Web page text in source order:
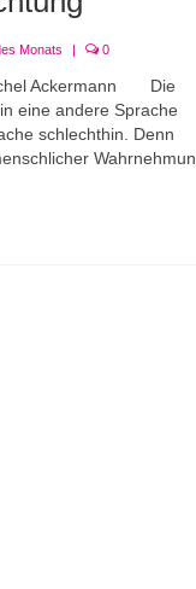
Monats | 0
Ackermann Die
eine andere Sprache
schlechthin. Denn